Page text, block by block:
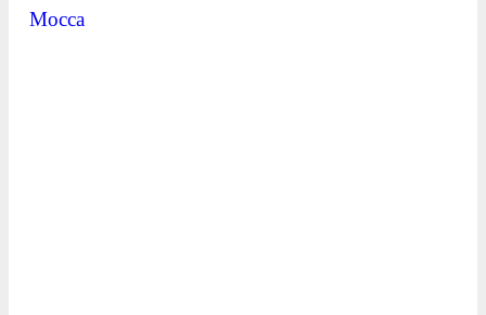
Mocca